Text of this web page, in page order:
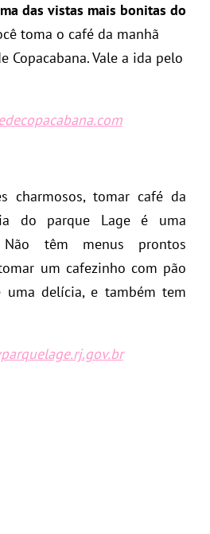
das vistas mais bonitas do
toma o café da manhã
Copacabana. Vale a ida pelo
charmosos, tomar café da
do parque Lage é uma
Não têm menus prontos
um cafezinho com pão
delícia, e também tem